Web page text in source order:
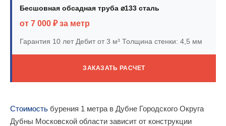
Бесшовная обсадная труба ⌀133 сталь
от 7 000 ₽ за метр
Гарантия 10 летДебит от 3 м³ Толщина стенки: 4,5 мм
ЗАКАЗАТЬ РАСЧЕТ
Стоимость бурения 1 метра в Дубне Городского Округа
Дубны Московской области зависит от конструкции